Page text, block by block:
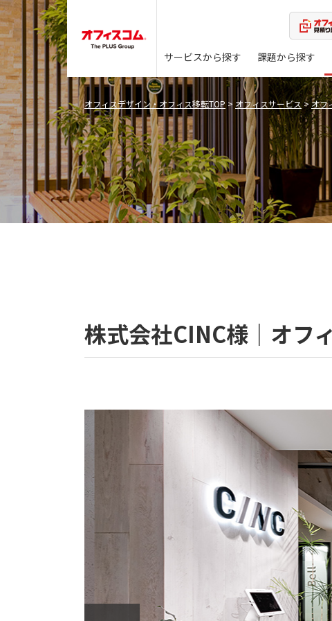
サービスから探す 課題から探す
オフィスデザイン・オフィス移転TOP > オフィスサービス>オフ
株式会社CINC様｜オフ